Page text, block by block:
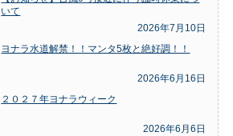
いて
2026年7月10日
ヨナラ水道解禁！！マンタ5枚と絶好調！！
2026年6月16日
２０２７年ヨナラウィーク
2026年6月6日